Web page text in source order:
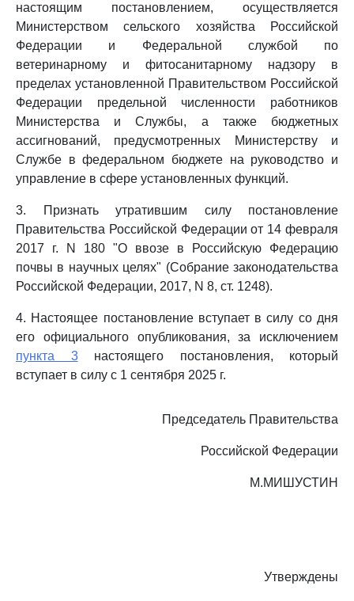
настоящим постановлением, осуществляется
Министерством сельского хозяйства Российской
Федерации и Федеральной службой по
ветеринарному и фитосанитарному надзору в
пределах установленной Правительством Российской
Федерации предельной численности работников
Министерства и Службы, а также бюджетных
ассигнований, предусмотренных Министерству и
Службе в федеральном бюджете на руководство и
управление в сфере установленных функций.
3. Признать утратившим силу постановление
Правительства Российской Федерации от 14 февраля
2017 г. N 180 "О ввозе в Российскую Федерацию
почвы в научных целях" (Собрание законодательства
Российской Федерации, 2017, N 8, ст. 1248).
4. Настоящее постановление вступает в силу со дня
его официального опубликования, за исключением
пункта 3настоящего постановления, который
вступает в силу с 1 сентября 2025 г.
Председатель Правительства
Российской Федерации
М.МИШУСТИН
Утверждены